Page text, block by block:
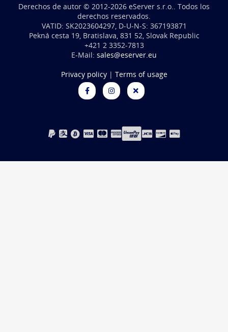
Derechos de autor © 2012-2026 eServer s.r.o.. Todos los
derechos reservados.
VATID: SK2023604297, D-U-N-S: 367193871
Pekná cesta 19, Bratislava, 831 52, Slovak Republic
+421 2 3352-7813
E-Mail: sales@eserver.eu
Privacy policy| Terms of usage